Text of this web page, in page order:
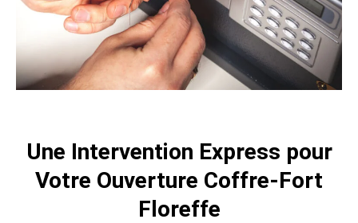
Une Intervention Express pour
Votre Ouverture Coffre-Fort
Floreffe